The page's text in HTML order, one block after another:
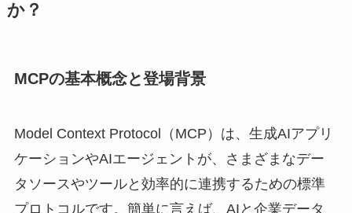
か？
MCPの基本概念と登場背景
Model Context Protocol（MCP）は、生成AIアプリ
ケーションやAIエージェントが、さまざまなデー
タソースやツールと効率的に連携するための標準
プロトコルです。簡単に言えば、AIと企業データ